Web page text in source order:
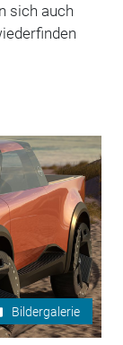
sich auch
Bildergalerie